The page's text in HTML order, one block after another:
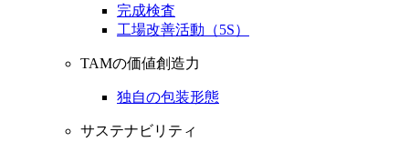
完成検査
工場改善活動（5S）
TAMの価値創造力
独自の包装形態
サステナビリティ